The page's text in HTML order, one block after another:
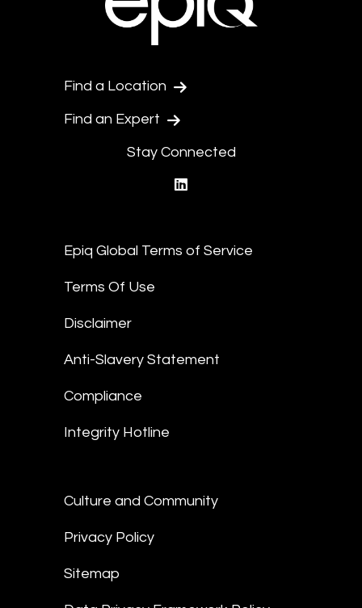
Find a Location
Find an Expert
Stay Connected
Epiq Global Terms of Service
Terms Of Use
Disclaimer
Anti-Slavery Statement
Compliance
Integrity Hotline
Culture and Community
Privacy Policy
Sitemap